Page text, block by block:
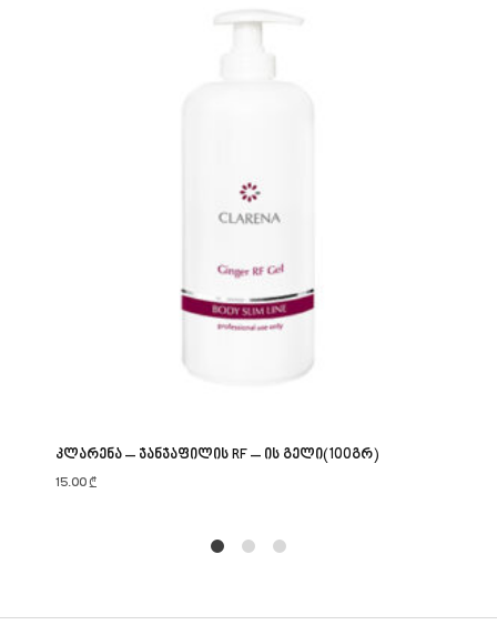
კლარენა – ჯანჯაფილის RF – ის გელი(100გრ)
15.00₾